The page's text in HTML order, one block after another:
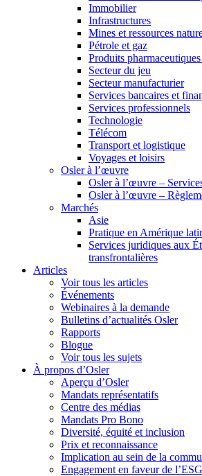
Immobilier
Infrastructures
Mines et ressources
Pétrole et gaz
Produits
Secteur du jeu
Secteur manufacturier
Services bancaires et
Services professionnels
Technologie
Télécom
Transport et logistique
Voyages et loisirs
Osler à l’œuvre
Osler à l’œuvre –
Osler à l’œuvre –
Marchés
Asie
Pratique en Amérique
Services juridiques aux
transfrontalières
Articles
Voir tous les articles
Événements
Webinaires à la demande
Bulletins d’actualités Osler
Rapports
Blogue
Voir tous les sujets
À propos d’Osler
Aperçu d’Osler
Mandats représentatifs
Centre des médias
Mandats Pro Bono
Diversité, équité et inclusion
Prix ​​et reconnaissance
Implication au sein de la
Engagement en faveur de l’ESG